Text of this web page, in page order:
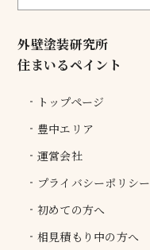
外壁塗装研究所
住まいるペイント
トップページ
豊中エリア
運営会社
プライバシーポリシー
初めての方へ
相見積もり中の方へ